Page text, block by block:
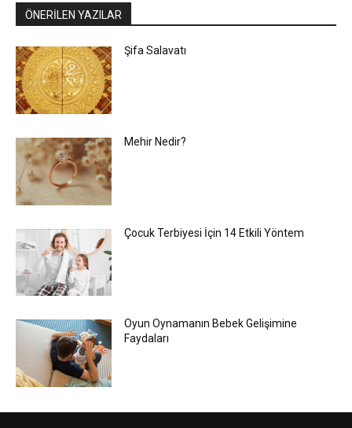
ÖNERİLEN YAZILAR
Şifa Salavatı
Mehir Nedir?
Çocuk Terbiyesi İçin 14 Etkili Yöntem
Oyun Oynamanın Bebek Gelişimine
Faydaları